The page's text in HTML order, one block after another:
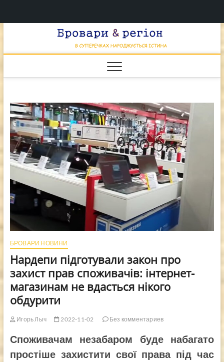
НАРОДЖУЄТЬСЯ
БРОВАРИ НОВИНИ
Нардепи підготували закон про
захист прав споживачів: інтернет-
магазинам не вдасться нікого
обдурити
Игорь Лыч 2022-11-02 Без комментариев
Споживачам незабаром буде набагато
простіше захистити свої права під час